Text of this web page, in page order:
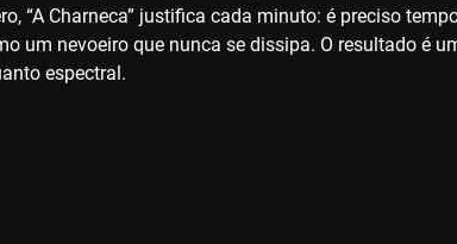
“A Charneca” justifica cada minuto: é preciso
um nevoeiro que nunca se dissipa. O resultado é
espectral.